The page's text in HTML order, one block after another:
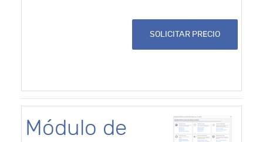
SOLICITAR PRECIO
Módulo de